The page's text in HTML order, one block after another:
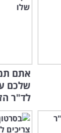
אתם
שלכם
לד"ר